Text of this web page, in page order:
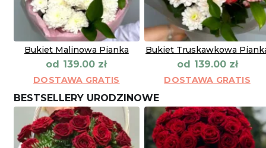
Bukiet Malinowa Pianka
od 139.00 zł
DOSTAWA GRATIS
Bukiet Truskawkowa
od 139.00 zł
DOSTAWA GRATIS
BESTSELLERY URODZINOWE